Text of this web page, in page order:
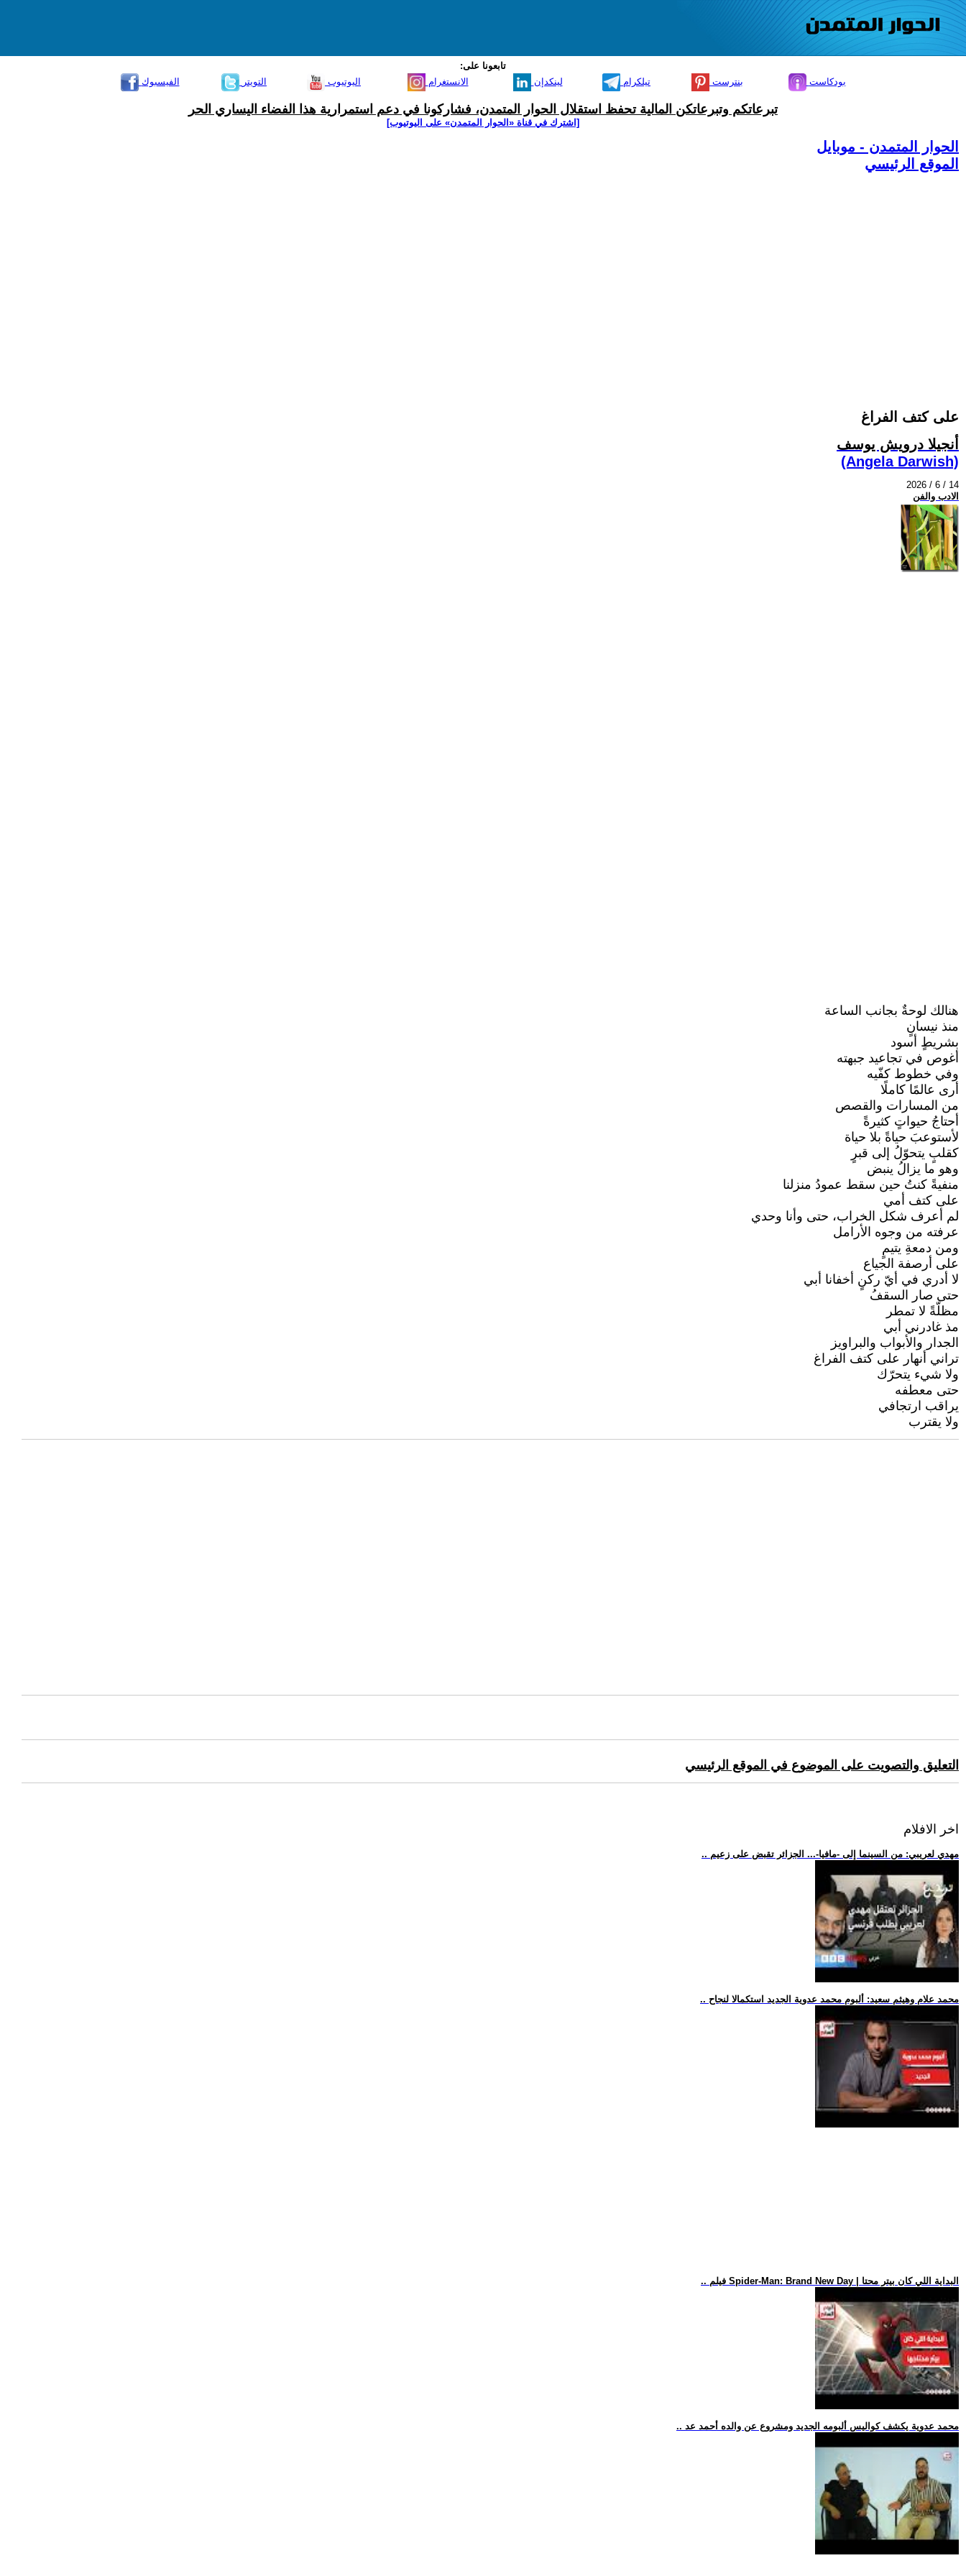
تابعونا على:
الفيسبوك
التويتر اليوتيوب الانستغرام لينكدإن تيلكرام بنترست بودكاست
تبرعاتكم وتبرعاتكن المالية تحفظ استقلال الحوار المتمدن، فشاركونا في دعم استمرارية هذا الفضاء اليساري الحر
[اشترك في قناة ‫«الحوار المتمدن» على اليوتيوب]
الحوار المتمدن - موبايل
الموقع الرئيسي
على كتف الفراغ
أنجيلا درويش يوسف
(Angela Darwish)
2026 / 6 / 14
الادب والفن
هنالك لوحةٌ بجانب الساعة
منذ نيسانٍ
بشريطٍ أسود
أغوص في تجاعيد جبهته
وفي خطوط كفّيه
أرى عالمًا كاملًا
من المسارات والقصص
أحتاجُ حيواتٍ كثيرةً
لأستوعبَ حياةً بلا حياة
كقلبٍ يتحوّلُ إلى قبرٍ
وهو ما يزالُ ينبض
منفيةً كنتُ حين سقط عمودُ منزلنا
على كتف أمي
لم أعرف شكل الخراب، حتى وأنا وحدي
عرفته من وجوه الأرامل
ومن دمعةِ يتيمٍ
على أرصفة الجياع
لا أدري في أيّ ركنٍ أخفانا أبي
حتى صار السقفُ
مظلّةً لا تمطر
مذ غادرني أبي
الجدار والأبواب والبراويز
تراني أنهار على كتف الفراغ
ولا شيء يتحرّك
حتى معطفه
يراقب ارتجافي
ولا يقترب
التعليق والتصويت على الموضوع في الموقع الرئيسي
اخر الافلام
.. مهدي لعريبي: من السينما إلى -مافيا-... الجزائر تقبض على زعيم
.. محمد علام وهيثم سعيد: ألبوم محمد عدوية الجديد استكمالا لنجاح
.. فيلم Spider-Man: Brand New Day | البداية اللي كان بيتر محتا
.. محمد عدوية يكشف كواليس ألبومه الجديد ومشروع عن والده أحمد عد